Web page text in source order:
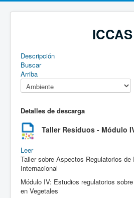
ICCAS
Descripción
Buscar
Arriba
Detalles de descarga
Taller Residuos - Módulo
Leer
Taller sobre Aspectos Regulatorios
Internacional
Módulo IV: Estudios regulatorios
en Vegetales